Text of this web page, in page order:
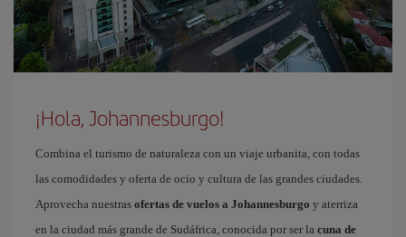
¡Hola, Johannesburgo!
Combina el turismo de naturaleza con un viaje urbanita, con todas
las comodidades y oferta de ocio y cultura de las grandes ciudades.
Aprovecha nuestras ofertas de vuelos a Johannesburgo y aterriza
en la ciudad más grande de Sudáfrica, conocida por ser la cuna de